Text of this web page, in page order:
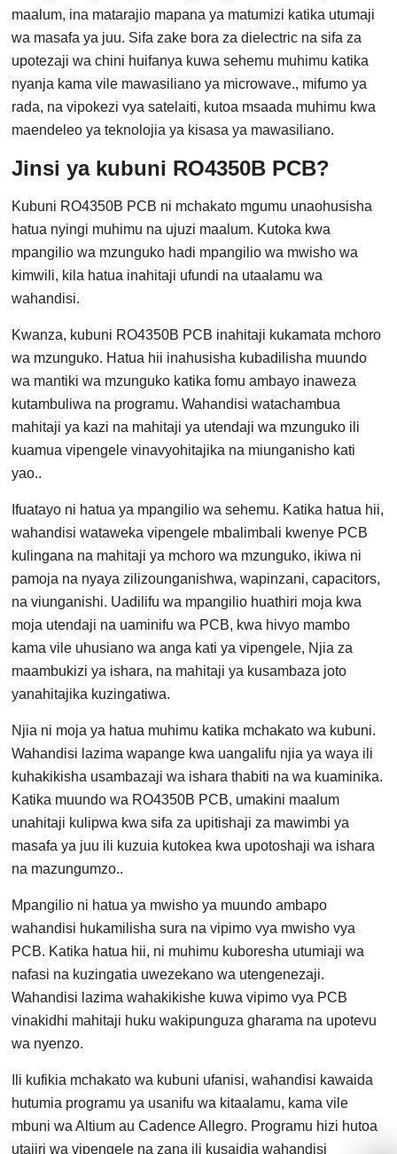
maalum, ina matarajio mapana ya matumizi katika utumaji
wa masafa ya juu. Sifa zake bora za dielectric na sifa za
upotezaji wa chini huifanya kuwa sehemu muhimu katika
nyanja kama vile mawasiliano ya microwave., mifumo ya
rada, na vipokezi vya satelaiti, kutoa msaada muhimu kwa
maendeleo ya teknolojia ya kisasa ya mawasiliano.
Jinsi ya kubuni RO4350B PCB?
Kubuni RO4350B PCB ni mchakato mgumu unaohusisha
hatua nyingi muhimu na ujuzi maalum. Kutoka kwa
mpangilio wa mzunguko hadi mpangilio wa mwisho wa
kimwili, kila hatua inahitaji ufundi na utaalamu wa
wahandisi.
Kwanza, kubuni RO4350B PCB inahitaji kukamata mchoro
wa mzunguko. Hatua hii inahusisha kubadilisha muundo
wa mantiki wa mzunguko katika fomu ambayo inaweza
kutambuliwa na programu. Wahandisi watachambua
mahitaji ya kazi na mahitaji ya utendaji wa mzunguko ili
kuamua vipengele vinavyohitajika na miunganisho kati
yao..
Ifuatayo ni hatua ya mpangilio wa sehemu. Katika hatua hii,
wahandisi wataweka vipengele mbalimbali kwenye PCB
kulingana na mahitaji ya mchoro wa mzunguko, ikiwa ni
pamoja na nyaya zilizounganishwa, wapinzani, capacitors,
na viunganishi. Uadilifu wa mpangilio huathiri moja kwa
moja utendaji na uaminifu wa PCB, kwa hivyo mambo
kama vile uhusiano wa anga kati ya vipengele, Njia za
maambukizi ya ishara, na mahitaji ya kusambaza joto
yanahitajika kuzingatiwa.
Njia ni moja ya hatua muhimu katika mchakato wa kubuni.
Wahandisi lazima wapange kwa uangalifu njia ya waya ili
kuhakikisha usambazaji wa ishara thabiti na wa kuaminika.
Katika muundo wa RO4350B PCB, umakini maalum
unahitaji kulipwa kwa sifa za upitishaji za mawimbi ya
masafa ya juu ili kuzuia kutokea kwa upotoshaji wa ishara
na mazungumzo..
Mpangilio ni hatua ya mwisho ya muundo ambapo
wahandisi hukamilisha sura na vipimo vya mwisho vya
PCB. Katika hatua hii, ni muhimu kuboresha utumiaji wa
nafasi na kuzingatia uwezekano wa utengenezaji.
Wahandisi lazima wahakikishe kuwa vipimo vya PCB
vinakidhi mahitaji huku wakipunguza gharama na upotevu
wa nyenzo.
Ili kufikia mchakato wa kubuni ufanisi, wahandisi kawaida
hutumia programu ya usanifu wa kitaalamu, kama vile
mbuni wa Altium au Cadence Allegro. Programu hizi hutoa
utajiri wa vipengele na zana ili kusaidia wahandisi